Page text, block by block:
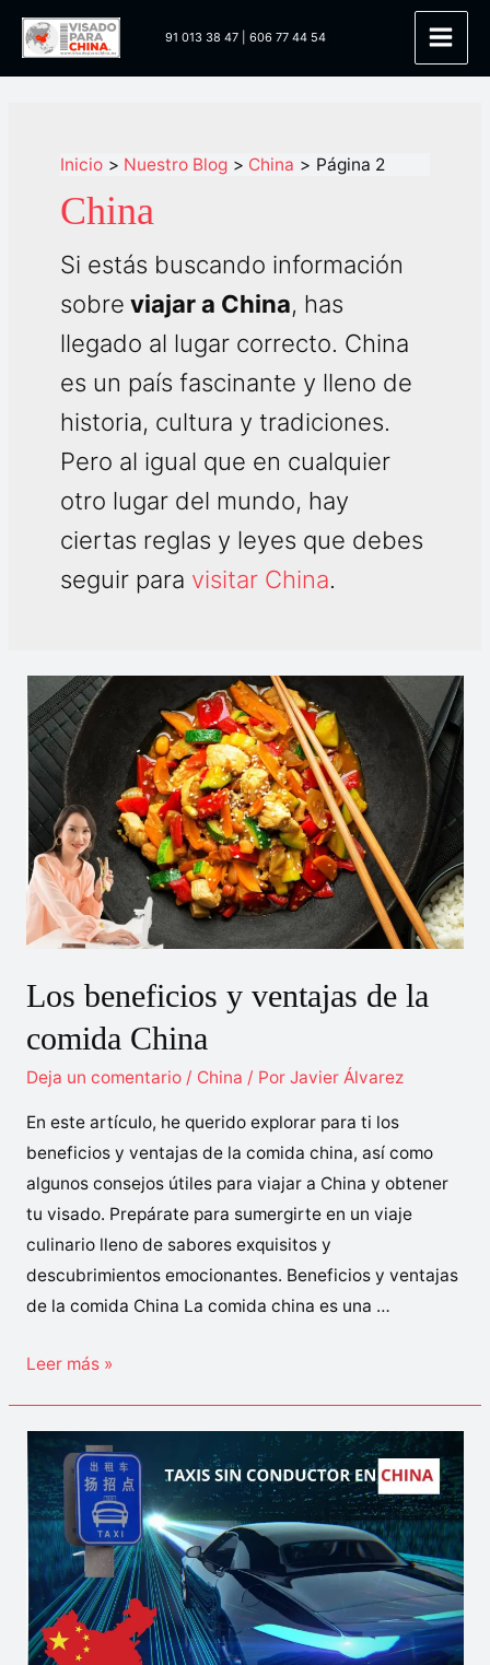
contenido
91 013 38 47 606 77 44 54
Main
Inicio Nuestro Blog China Página 2
China
Si estás buscando información
sobre viajar a China, has
llegado al lugar correcto. China
es un país fascinante y lleno de
historia, cultura y tradiciones.
Pero al igual que en cualquier
otro lugar del mundo, hay
ciertas reglas y leyes que debes
seguir para visitar China.
Los beneficios y ventajas de la
comida China
Deja un comentario / China / Por Javier Álvarez
En este artículo, he querido explorar para ti los
beneficios y ventajas de la comida china, así como
algunos consejos útiles para viajar a China y obtener
tu visado. Prepárate para sumergirte en un viaje
culinario lleno de sabores exquisitos y
descubrimientos emocionantes. Beneficios y ventajas
de la comida China La comida china es una …
Los
ventajas
de
la
comida
China
Leer más »